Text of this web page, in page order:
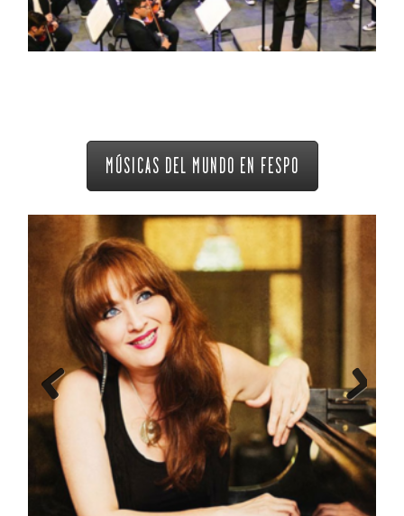
MÚSICAS DEL MUNDO EN FESPO
Previous Next